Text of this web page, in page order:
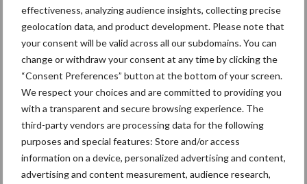
effectiveness, analyzing audience insights, collecting precise
geolocation data, and product development. Please note that
your consent will be valid across all our subdomains. You can
change or withdraw your consent at any time by clicking the
“Consent Preferences” button at the bottom of your screen.
We respect your choices and are committed to providing you
with a transparent and secure browsing experience. The
third-party vendors are processing data for the following
purposes and special features: Store and/or access
information on a device, personalized advertising and content,
advertising and content measurement, audience research,
Themapagina's
Diergezondheid Bemesting Fokkerij
Bedrijfsnieuws
Ligbox &
Voerhekken